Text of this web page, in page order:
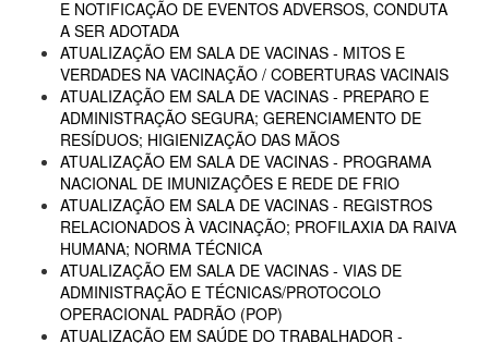
E NOTIFICAÇÃO DE EVENTOS ADVERSOS, CONDUTA
A SER ADOTADA
ATUALIZAÇÃO EM SALA DE VACINAS - MITOS E
VERDADES NA VACINAÇÃO / COBERTURAS VACINAIS
ATUALIZAÇÃO EM SALA DE VACINAS - PREPARO E
ADMINISTRAÇÃO SEGURA; GERENCIAMENTO DE
RESÍDUOS; HIGIENIZAÇÃO DAS MÃOS
ATUALIZAÇÃO EM SALA DE VACINAS - PROGRAMA
NACIONAL DE IMUNIZAÇÕES E REDE DE FRIO
ATUALIZAÇÃO EM SALA DE VACINAS - REGISTROS
RELACIONADOS À VACINAÇÃO; PROFILAXIA DA RAIVA
HUMANA; NORMA TÉCNICA
ATUALIZAÇÃO EM SALA DE VACINAS - VIAS DE
ADMINISTRAÇÃO E TÉCNICAS/PROTOCOLO
OPERACIONAL PADRÃO (POP)
ATUALIZAÇÃO EM SAÚDE DO TRABALHADOR -